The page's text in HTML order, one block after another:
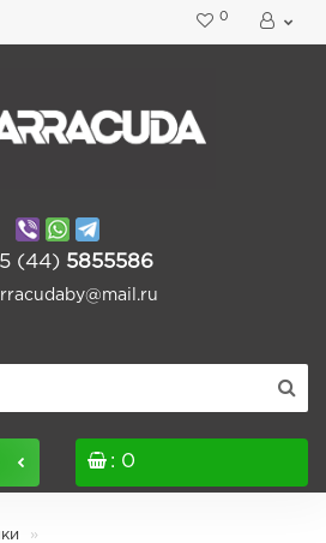
0
(44) 5855586
: 0